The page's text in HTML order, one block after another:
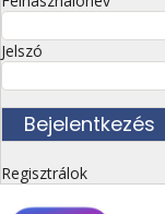
Jelszó
Regisztrálok